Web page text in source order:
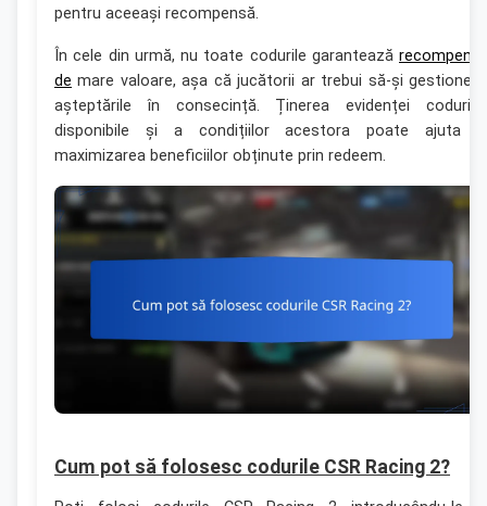
pentru aceeași recompensă.
În cele din urmă, nu toate codurile garantează
de mare valoare, așa că jucătorii ar trebui să-și
așteptările în consecință. Ținerea evidenței
disponibile și a condițiilor acestora poate ajuta
maximizarea beneficiilor obținute prin redeem.
Cum pot să folosesc codurile CSR Racing 2?